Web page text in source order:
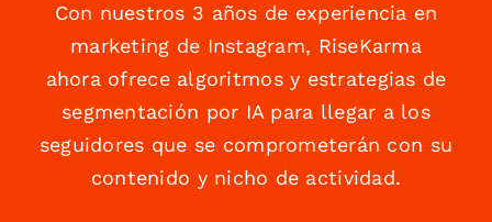
Con nuestros 3 años de experiencia en
marketing de Instagram, RiseKarma
ahora ofrece algoritmos y estrategias de
segmentación por IA para llegar a los
seguidores que se comprometerán con su
contenido y nicho de actividad.